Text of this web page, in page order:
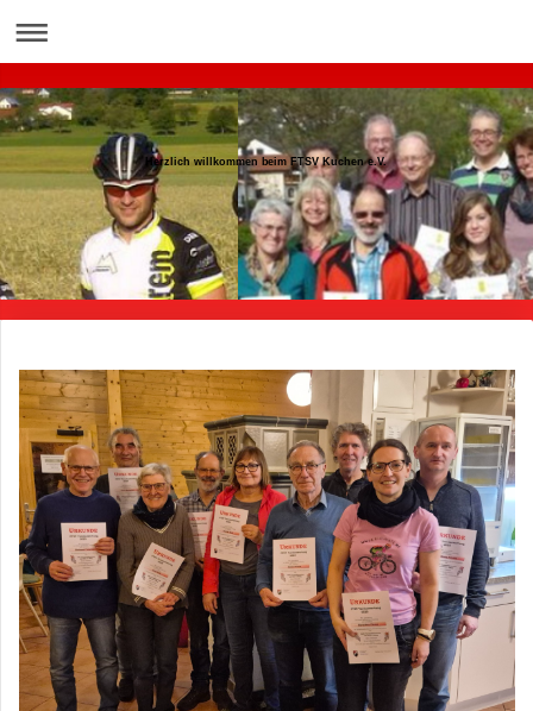
Herzlich willkommen beim FTSV Kuchen e.V.
Herzlich willkommen beim FTSV Kuchen e.V.